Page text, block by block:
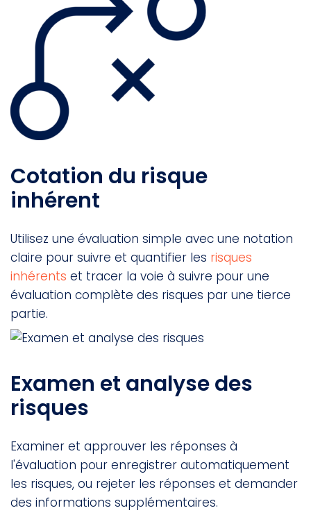
Cotation du risque
inhérent
Utilisez une évaluation simple avec une notation
claire pour suivre et quantifier les risques
inhérents et tracer la voie à suivre pour une
évaluation complète des risques par une tierce
partie.
Examen et analyse des
risques
Examiner et approuver les réponses à
l'évaluation pour enregistrer automatiquement
les risques, ou rejeter les réponses et demander
des informations supplémentaires.